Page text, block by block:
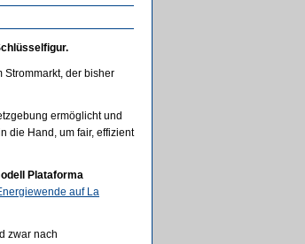
der bisher
ermöglicht und
die Hand, um fair, effizient
Plataforma
auf La
zwar nach